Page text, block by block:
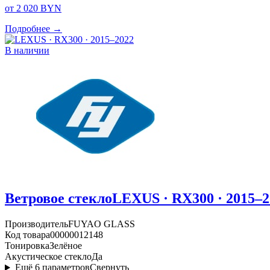
от 2 020 BYN
Подробнее →
В наличии
Ветровое стеклоLEXUS · RX300 ·
ПроизводительFUYAO GLASS
Код товара00000012148
ТонировкаЗелёное
Акустическое стеклоДа
Ещё 6 параметровСвернуть